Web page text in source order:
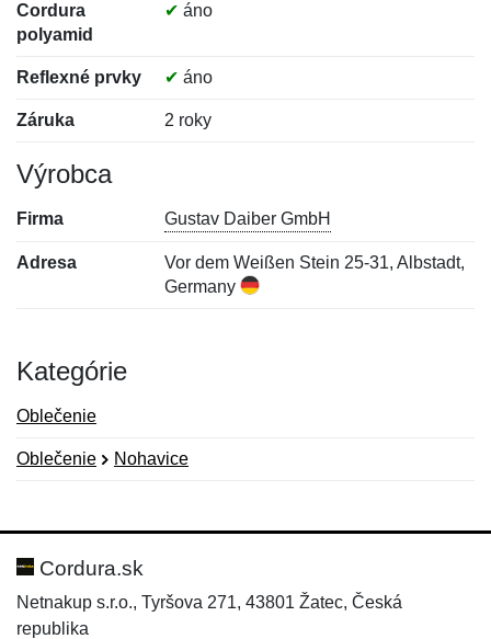
Cordura
polyamid
✔ áno
Reflexné prvky ✔ áno
Záruka 2 roky
Výrobca
Firma Gustav Daiber GmbH
Adresa
Vor dem Weißen Stein 25-31, Albstadt,
Germany
Kategórie
Oblečenie
Oblečenie Nohavice
Hodnotenie:
Meno:
Cordura.sk
Netnakup s.r.o., Tyršova 271, 43801 Žatec, Česká
republika